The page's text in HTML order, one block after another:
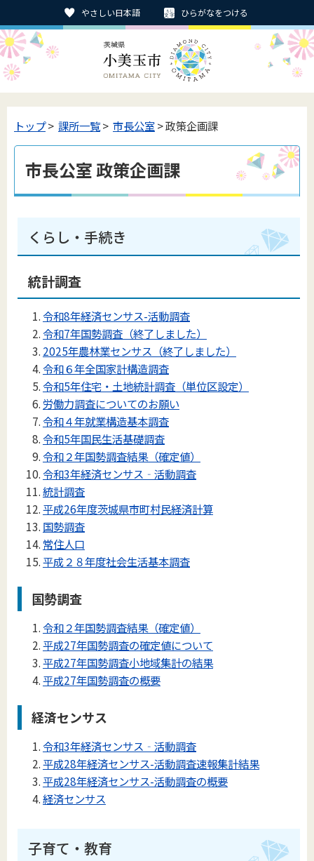
やさしい日本語 ひらがなをつける
トップ> 課所一覧> 市長公室> 政策企画課
市長公室 政策企画課
くらし・手続き
統計調査
令和8年経済センサス-活動調査
令和7年国勢調査（終了しました）
2025年農林業センサス（終了しました）
令和６年全国家計構造調査
令和5年住宅・土地統計調査（単位区設定）
労働力調査についてのお願い
令和４年就業構造基本調査
令和5年国民生活基礎調査
令和２年国勢調査結果（確定値）
令和3年経済センサス‐活動調査
統計調査
平成26年度茨城県市町村民経済計算
国勢調査
常住人口
平成２８年度社会生活基本調査
国勢調査
令和２年国勢調査結果（確定値）
平成27年国勢調査の確定値について
平成27年国勢調査小地域集計の結果
平成27年国勢調査の概要
経済センサス
令和3年経済センサス‐活動調査
平成28年経済センサス-活動調査速報集計結果
平成28年経済センサス-活動調査の概要
経済センサス
子育て・教育